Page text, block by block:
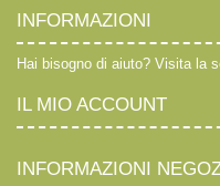
INFORMAZIONI
Hai bisogno di aiuto? Visita la
IL MIO ACCOUNT
INFORMAZIONI